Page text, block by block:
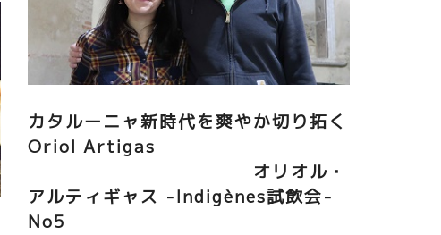
カタルーニャ新時代を爽やか切り拓く
Oriol Artigas
オリオル・
アルティギャス -Indigènes試飲会-
No5